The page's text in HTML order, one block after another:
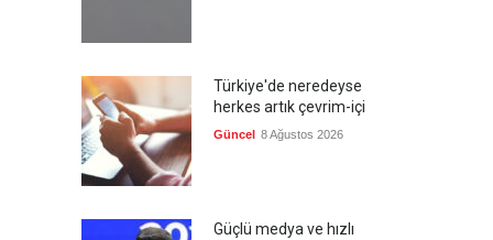
Türkiye'de neredeyse
herkes artık çevrim-içi
Güncel 8 Ağustos 2026
Güçlü medya ve hızlı